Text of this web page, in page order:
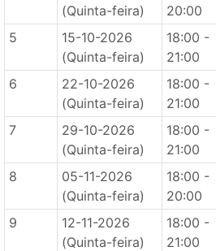
(Quinta-feira)
20:00
5
15-10-2026
(Quinta-feira)
18:00 -
21:00
6
22-10-2026
(Quinta-feira)
18:00 -
21:00
7
29-10-2026
(Quinta-feira)
18:00 -
21:00
8
05-11-2026
(Quinta-feira)
18:00 -
20:00
9
12-11-2026
(Quinta-feira)
18:00 -
21:00